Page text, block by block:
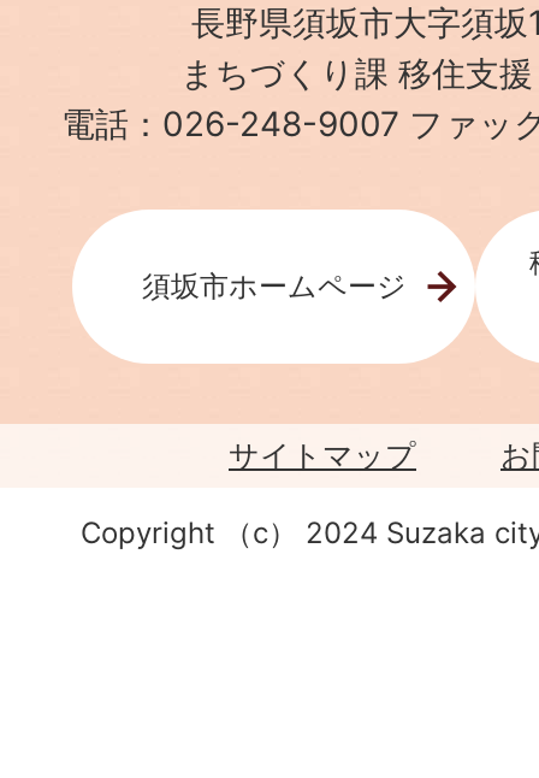
長野県須坂市大字須
まちづくり課 移住支
電話：026-248-9007 ファッ
須坂市ホームページ
サイトマップ
Copyright （c） 2024 Suzaka